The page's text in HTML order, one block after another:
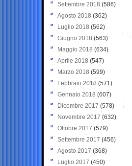
Settembre 2018 (586)
Agosto 2018 (362)
Luglio 2018 (562)
Giugno 2018 (563)
Maggio 2018 (634)
Aprile 2018 (547)
Marzo 2018 (599)
Febbraio 2018 (571)
Gennaio 2018 (607)
Dicembre 2017 (578)
Novembre 2017 (632)
Ottobre 2017 (579)
Settembre 2017 (456)
Agosto 2017 (368)
Luglio 2017 (450)